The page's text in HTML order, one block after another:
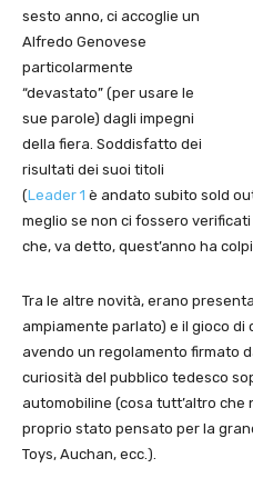
sesto anno, ci accoglie un
Alfredo Genovese
particolarmente
“devastato” (per usare le
sue parole) dagli impegni
della fiera. Soddisfatto dei
risultati dei suoi titoli
(Leader 1 è andato subito sold
meglio se non ci fossero
che, va detto, quest’anno ha
Tra le altre novità, erano
ampiamente parlato) e il gioco di
avendo un regolamento firmato
curiosità del pubblico tedesco
automobiline (cosa tutt’altro che
proprio stato pensato per la
Toys, Auchan, ecc.).